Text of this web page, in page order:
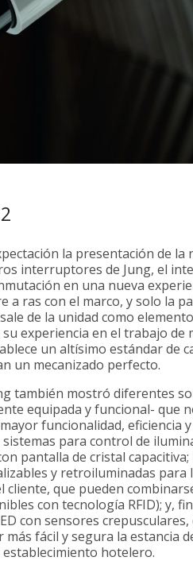
la presentación de la
interruptores de Jung, el
en una nueva
a ras con el marco, y solo la
de la unidad como
experiencia en el trabajo de
un altísimo estándar de
un mecanizado perfecto.
también mostró diferentes
equipada y funcional- que
funcionalidad, eficiencia
para control de
pantalla de cristal capacitiva;
y retroiluminadas para
cliente, que pueden
con tecnología RFID); y,
con sensores
más fácil y segura la estancia
hotelero.